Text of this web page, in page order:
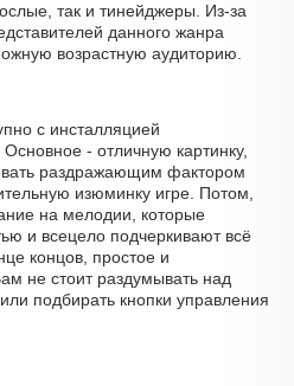
так и тинейджеры. Из-за
данного жанра
возрастную аудиторию.
с инсталляцией
- отличную картинку,
раздражающим фактором
изюминку игре. Потом,
на мелодии, которые
и всецело подчеркивают всё
концов, простое и
не стоит раздумывать над
подбирать кнопки управления